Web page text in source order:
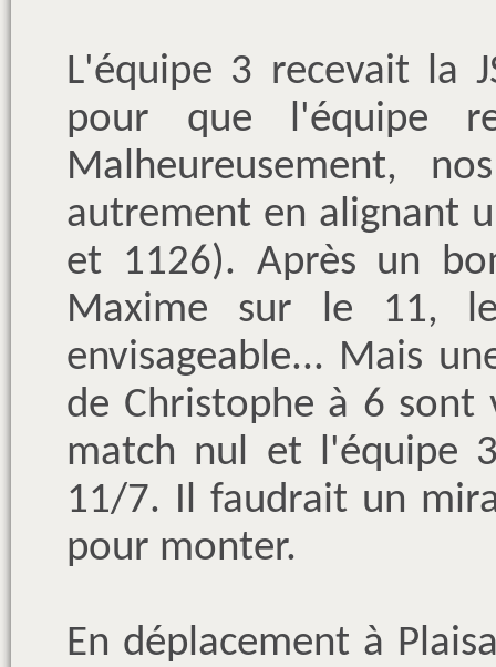
L'équipe 3 recevait la
pour que l'équipe
Malheureusement,
autrement en alignant
et 1126). Après un
Maxime sur le 11,
envisageable... Mais
de Christophe à 6
match nul et l'équipe
11/7. Il faudrait un
pour monter.
En déplacement à